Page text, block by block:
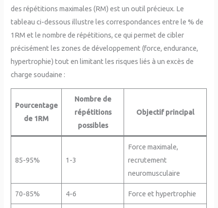
des répétitions maximales (RM) est un outil précieux. Le
tableau ci-dessous illustre les correspondances entre le % de
1RM et le nombre de répétitions, ce qui permet de cibler
précisément les zones de développement (force, endurance,
hypertrophie) tout en limitant les risques liés à un excès de
charge soudaine :
Pourcentage
de 1RM
Nombre de
répétitions
possibles
Objectif principal
85-95% 1-3
Force maximale,
recrutement
neuromusculaire
70-85% 4-6 Force et hypertrophie